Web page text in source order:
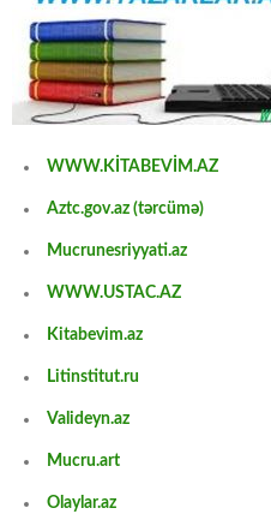
WWW.KİTABEVİM.AZ
Aztc.gov.az (tərcümə)
Mucrunesriyyati.az
WWW.USTAC.AZ
Kitabevim.az
Litinstitut.ru
Valideyn.az
Mucru.art
Olaylar.az